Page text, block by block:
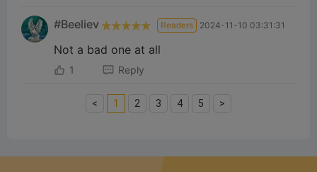
#Beeliev Readers 2024-11-10 03:31:31
Not a bad one at all
1 Reply
< 1 2 3 4 5 >